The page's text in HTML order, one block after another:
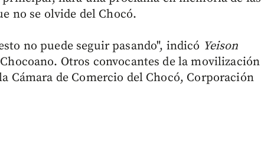
no se olvide del Chocó.
no puede seguir pasando", indicó Yeison
Otros convocantes de la movilización
Cámara de Comercio del Chocó, Corporación